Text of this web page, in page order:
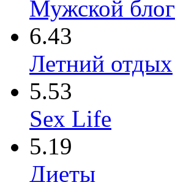
Мужской блог
6.43
Летний отдых
5.53
Sex Life
5.19
Диеты